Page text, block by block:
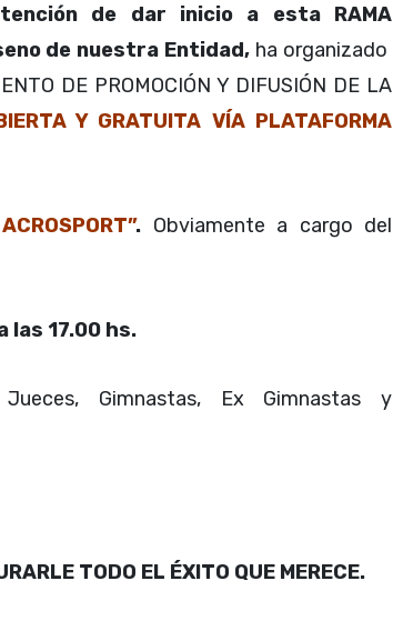
de dar inicio a esta RAMA
de nuestra Entidad, ha organizado
DE PROMOCIÓN Y DIFUSIÓN DE LA
Y GRATUITA VÍA PLATAFORMA
. Obviamente a cargo del
las 17.00 hs.
Jueces, Gimnastas, Ex Gimnastas y
TODO EL ÉXITO QUE MERECE.